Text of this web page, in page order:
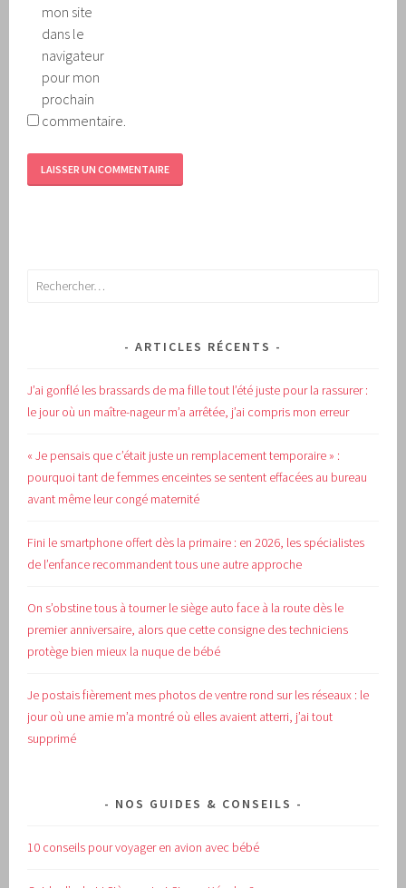
mon site
dans le
navigateur
pour mon
prochain
commentaire.
Rechercher :
ARTICLES RÉCENTS
J’ai gonflé les brassards de ma fille tout l’été juste pour la rassurer :
le jour où un maître-nageur m’a arrêtée, j’ai compris mon erreur
« Je pensais que c’était juste un remplacement temporaire » :
pourquoi tant de femmes enceintes se sentent effacées au bureau
avant même leur congé maternité
Fini le smartphone offert dès la primaire : en 2026, les spécialistes
de l’enfance recommandent tous une autre approche
On s’obstine tous à tourner le siège auto face à la route dès le
premier anniversaire, alors que cette consigne des techniciens
protège bien mieux la nuque de bébé
Je postais fièrement mes photos de ventre rond sur les réseaux : le
jour où une amie m’a montré où elles avaient atterri, j’ai tout
supprimé
NOS GUIDES & CONSEILS
10 conseils pour voyager en avion avec bébé